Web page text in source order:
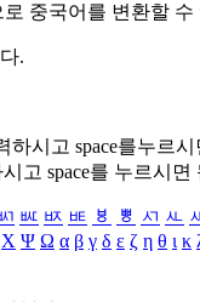
중국어를 변환할 수
.
하시고 space를누르
고 space를 누르시면
ㅵ ㅶ ㅷ ㅸ ㅹ ㅺ ㅻ
Χ Ψ Ω α β γ δ ε ζ η θ ι κ